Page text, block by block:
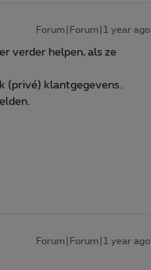
Forum|Forum|1 year ago
verder helpen, als ze
(privé) klantgegevens.
Forum|Forum|1 year ago